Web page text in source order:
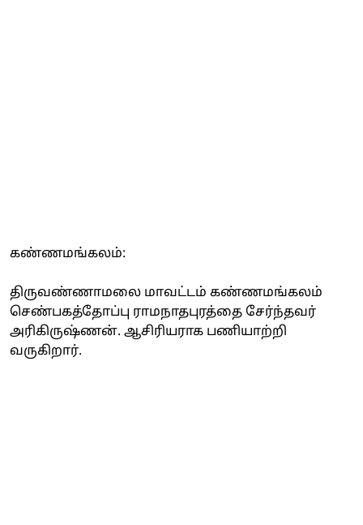
கண்ணமங்கலம்:
திருவண்ணாமலை மாவட்டம் கண்ணமங்கலம்
செண்பகத்தோப்பு ராமநாதபுரத்தை சேர்ந்தவர்
அரிகிருஷ்ணன். ஆசிரியராக பணியாற்றி
வருகிறார்.